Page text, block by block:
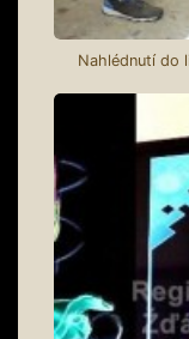
Nahlédnutí do